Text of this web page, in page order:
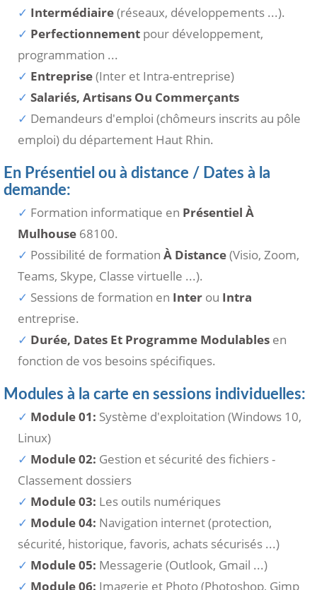
Intermédiaire(réseaux, développements ...).
Perfectionnement pour développement,
programmation ...
Entreprise(Inter et Intra-entreprise)
Salariés, Artisans Ou Commerçants
Demandeurs d'emploi (chômeurs inscrits au pôle
emploi) du département Haut Rhin.
En Présentiel ou à distance / Dates à la
demande:
Formation informatique en Présentiel À
Mulhouse 68100.
Possibilité de formation À Distance(Visio, Zoom,
Teams, Skype, Classe virtuelle ...).
Sessions de formation en Inter ou Intra
entreprise.
Durée, Dates Et Programme Modulables en
fonction de vos besoins spécifiques.
Modules à la carte en sessions individuelles:
Module 01: Système d'exploitation (Windows 10,
Linux)
Module 02: Gestion et sécurité des fichiers -
Classement dossiers
Module 03: Les outils numériques
Module 04: Navigation internet (protection,
sécurité, historique, favoris, achats sécurisés ...)
Module 05: Messagerie (Outlook, Gmail ...)
Module 06: Imagerie et Photo (Photoshop, Gimp